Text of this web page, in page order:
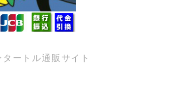
ートル通販サイト